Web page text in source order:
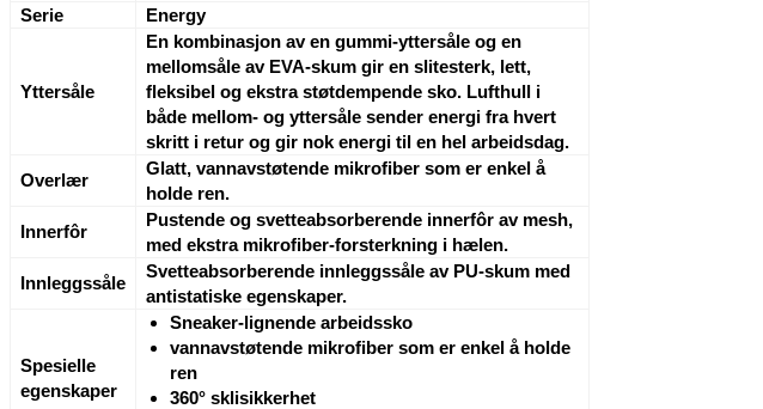
Serie
Energy
Yttersåle
En kombinasjon av en gummi-yttersåle og en
mellomsåle av EVA-skum gir en slitesterk, lett,
fleksibel og ekstra støtdempende sko. Lufthull i
både mellom- og yttersåle sender energi fra hvert
skritt i retur og gir nok energi til en hel arbeidsdag.
Overlær
Glatt, vannavstøtende mikrofiber som er enkel å
holde ren.
Innerfôr
Pustende og svetteabsorberende innerfôr av mesh,
med ekstra mikrofiber-forsterkning i hælen.
Innleggssåle
Svetteabsorberende innleggssåle av PU-skum med
antistatiske egenskaper.
Spesielle
egenskaper
Sneaker-lignende arbeidssko
vannavstøtende mikrofiber som er enkel å holde
ren
360° sklisikkerhet